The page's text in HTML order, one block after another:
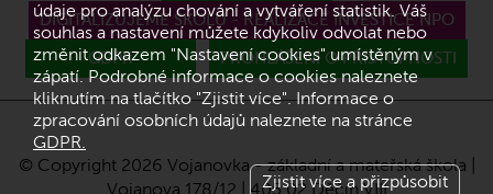
DIGITALIZUJEME ŠKOLU - REALIZACE INVESTICE NPO
GDPR PROHLÁŠENÍ O PŘÍSTUPNOSTI
© Copyright 2026 Vojanovka - základní a mateřská škola |
Vojanova 178/12 | 405 02 Děčín VIII
údaje pro analýzu chování a vytváření statistik. Váš
souhlas a nastavení můžete kdykoliv odvolat nebo
změnit odkazem "Nastavení cookies" umístěným v
zápatí. Podrobné informace o cookies naleznete
kliknutím na tlačítko "Zjistit více". Informace o
zpracování osobních údajů naleznete na stránce
GDPR.
Zjistit více a přizpůsobit